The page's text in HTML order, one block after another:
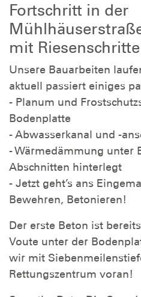
Fortschritt in der
mit
Unsere Bauarbeiten
aktuell passiert einiges
- Planum und
Bodenplatte
- Abwasserkanal und -
- Wärmedämmung unter
Abschnitten hinterlegt
- Jetzt geht’s ans
Bewehren, Betonieren!
Der erste Beton ist
Voute unter der
wir mit
Rettungszentrum voran!